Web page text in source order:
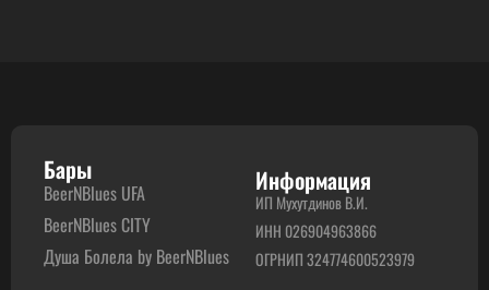
Бары
BeerNBlues UFA
BeerNBlues CITY
Душа Болела by BeerNBlues
Информация
ИП Мухутдинов В.И.
ИНН 026904963866
ОГРНИП 324774600523979